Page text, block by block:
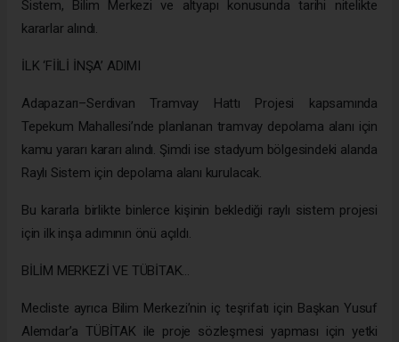
Sistem, Bilim Merkezi ve altyapı konusunda tarihi nitelikte
kararlar alındı.
İLK ‘FİİLİ İNŞA’ ADIMI
Adapazarı–Serdivan Tramvay Hattı Projesi kapsamında
Tepekum Mahallesi’nde planlanan tramvay depolama alanı için
kamu yararı kararı alındı. Şimdi ise stadyum bölgesindeki alanda
Raylı Sistem için depolama alanı kurulacak.
Bu kararla birlikte binlerce kişinin beklediği raylı sistem projesi
için ilk inşa adımının önü açıldı.
BİLİM MERKEZİ VE TÜBİTAK…
Mecliste ayrıca Bilim Merkezi’nin iç teşrifatı için Başkan Yusuf
Alemdar’a TÜBİTAK ile proje sözleşmesi yapması için yetki